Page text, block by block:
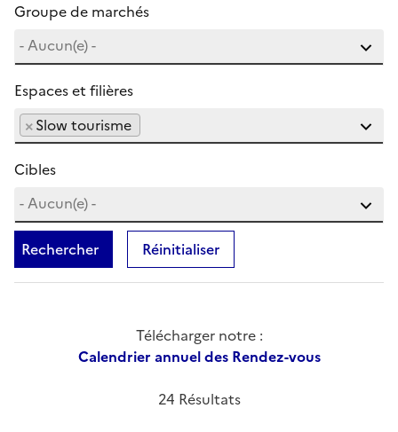
Groupe de marchés
Espaces et filières
×Slow tourisme
Cibles
Rechercher Réinitialiser
Télécharger notre :
Calendrier annuel des Rendez-vous
24 Résultats